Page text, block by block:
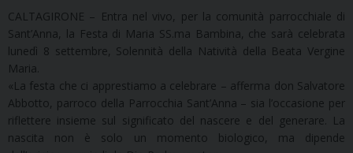
CALTAGIRONE – Entra nel vivo, per la comunità parrocchiale di
Sant’Anna, la Festa di Maria SS.ma Bambina, che sarà celebrata
lunedì 8 settembre, Solennità della Natività della Beata Vergine
Maria.
«La festa che ci apprestiamo a celebrare – afferma don Salvatore
Abbotto, parroco della Parrocchia Sant’Anna – sia l’occasione per
riflettere insieme sul significato del nascere e del generare. La
nascita non è solo un momento biologico, ma dipende